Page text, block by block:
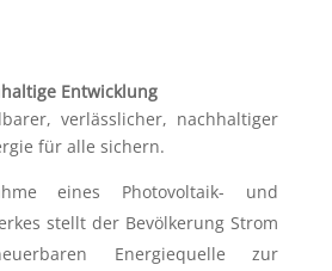
Entwicklung
verlässlicher, nachhaltiger
für alle sichern.
eines Photovoltaik- und
stellt der Bevölkerung Strom
Energiequelle zur